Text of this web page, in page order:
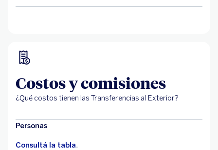
Costos y comisiones
¿Qué costos tienen las Transferencias al Exterior?
Personas
Consultá la tabla.